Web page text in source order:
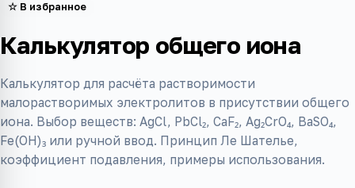
☆ В избранное
Калькулятор общего иона
Калькулятор для расчёта растворимости
малорастворимых электролитов в присутствии общего
иона. Выбор веществ: AgCl, PbCl₂, CaF₂, Ag₂CrO₄, BaSO₄,
Fe(OH)₃ или ручной ввод. Принцип Ле Шателье,
коэффициент подавления, примеры использования.